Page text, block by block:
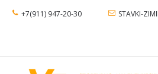
+7(911) 947-20-30 STAVKI-